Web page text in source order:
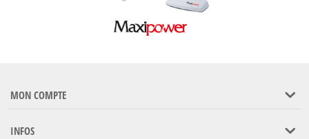
MON COMPTE
INFOS